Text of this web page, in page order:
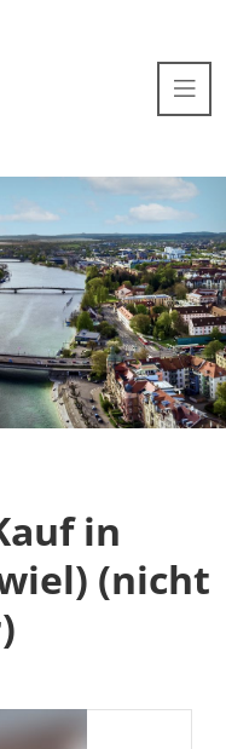
in
(nicht